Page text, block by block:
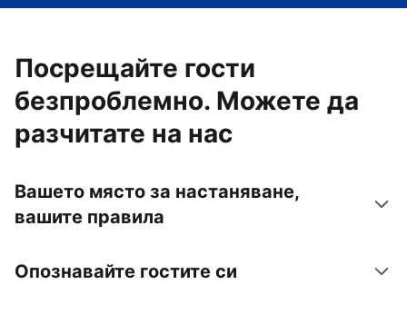
Посрещайте гости
безпроблемно. Можете да
разчитате на нас
Вашето място за настаняване,
вашите правила
Опознавайте гостите си